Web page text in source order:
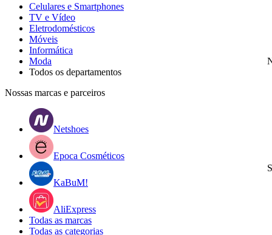
Celulares e Smartphones
TV e Vídeo
Eletrodomésticos
Móveis
Informática
Moda
Todos os departamentos
Nossas marcas e parceiros
Netshoes
Epoca Cosméticos
KaBuM!
AliExpress
Todas as marcas
Todas as categorias